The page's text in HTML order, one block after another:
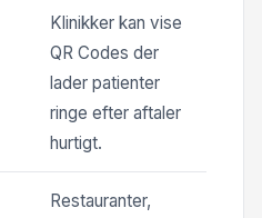
Klinikker kan vise
QR Codes der
lader patienter
ringe efter aftaler
hurtigt.
Restauranter,